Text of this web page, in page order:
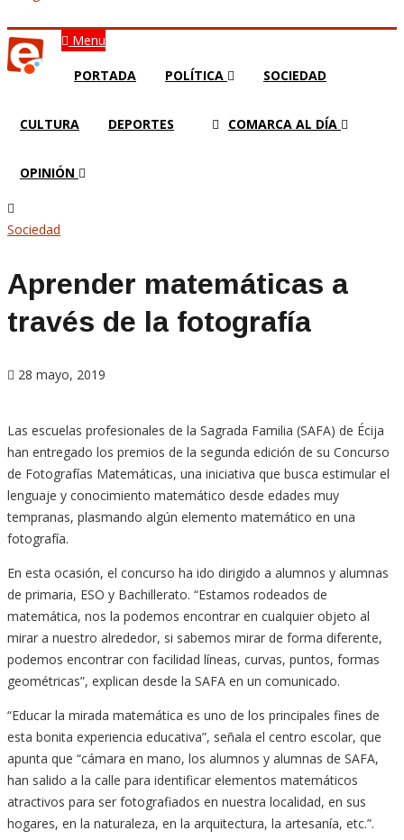
Menu
PORTADA POLÍTICA SOCIEDAD
CULTURA DEPORTES COMARCA AL DÍA
OPINIÓN
Sociedad
Aprender matemáticas a
través de la fotografía
28 mayo, 2019
Las escuelas profesionales de la Sagrada Familia (SAFA) de Écija
han entregado los premios de la segunda edición de su Concurso
de Fotografías Matemáticas, una iniciativa que busca estimular el
lenguaje y conocimiento matemático desde edades muy
tempranas, plasmando algún elemento matemático en una
fotografía.
En esta ocasión, el concurso ha ido dirigido a alumnos y alumnas
de primaria, ESO y Bachillerato. “Estamos rodeados de
matemática, nos la podemos encontrar en cualquier objeto al
mirar a nuestro alrededor, si sabemos mirar de forma diferente,
podemos encontrar con facilidad líneas, curvas, puntos, formas
geométricas”, explican desde la SAFA en un comunicado.
“Educar la mirada matemática es uno de los principales fines de
esta bonita experiencia educativa”, señala el centro escolar, que
apunta que “cámara en mano, los alumnos y alumnas de SAFA,
han salido a la calle para identificar elementos matemáticos
atractivos para ser fotografiados en nuestra localidad, en sus
hogares, en la naturaleza, en la arquitectura, la artesanía, etc.”.